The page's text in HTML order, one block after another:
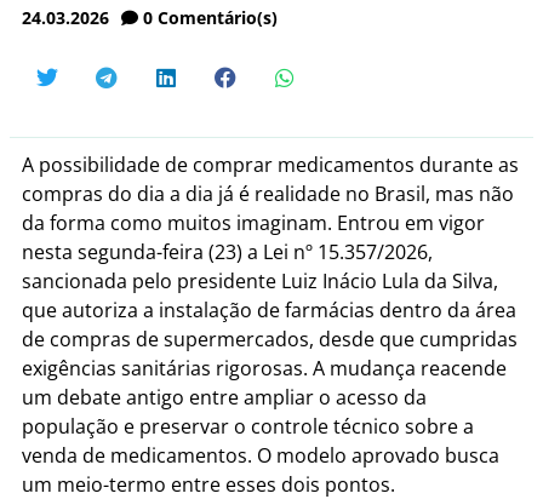
24.03.2026 0 Comentário(s)
A possibilidade de comprar medicamentos durante as
compras do dia a dia já é realidade no Brasil, mas não
da forma como muitos imaginam. Entrou em vigor
nesta segunda-feira (23) a Lei nº 15.357/2026,
sancionada pelo presidente Luiz Inácio Lula da Silva,
que autoriza a instalação de farmácias dentro da área
de compras de supermercados, desde que cumpridas
exigências sanitárias rigorosas. A mudança reacende
um debate antigo entre ampliar o acesso da
população e preservar o controle técnico sobre a
venda de medicamentos. O modelo aprovado busca
um meio-termo entre esses dois pontos.